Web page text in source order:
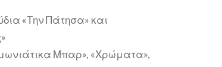
«Την Πάτησα» και
Μπαρ», «Χρώματα»,